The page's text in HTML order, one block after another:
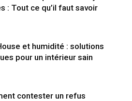
: Tout ce qu’il faut savoir
et humidité : solutions
pour un intérieur sain
contester un refus